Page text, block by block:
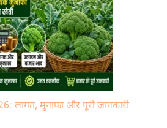
लागत, मुनाफा और पूरी जानकारी